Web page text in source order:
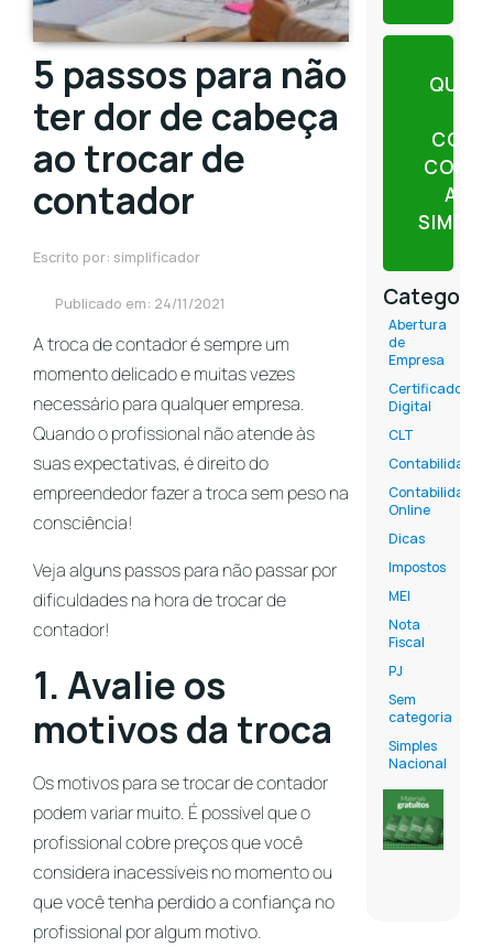
5 passos para não
ter dor de cabeça
ao trocar de
contador
Escrito por: simplificador
Publicado em: 24/11/2021
A troca de contador é sempre um
momento delicado e muitas vezes
necessário para qualquer empresa.
Quando o profissional não atende às
suas expectativas, é direito do
empreendedor fazer a troca sem peso na
consciência!
Veja alguns passos para não passar por
dificuldades na hora de trocar de
contador!
1. Avalie os
motivos da troca
Os motivos para se trocar de contador
podem variar muito. É possível que o
profissional cobre preços que você
considera inacessíveis no momento ou
que você tenha perdido a confiança no
profissional por algum motivo.
QUER
Abertura
de
Empresa
Certificado
Digital
CLT
Contabilidade
Contabilidade
Online
Dicas
Impostos
MEI
Nota
Fiscal
PJ
Sem
categoria
Simples
Nacional